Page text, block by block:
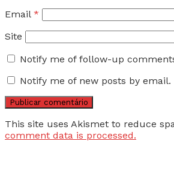
Email *
Site
Notify me of follow-up
Notify me of new posts by email.
This site uses Akismet to reduce
comment data is processed.